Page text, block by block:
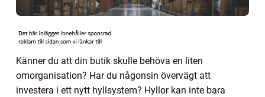
Känner du att din butik skulle behöva en liten
omorganisation? Har du någonsin övervägt att
investera i ett nytt hyllsystem? Hyllor kan inte bara